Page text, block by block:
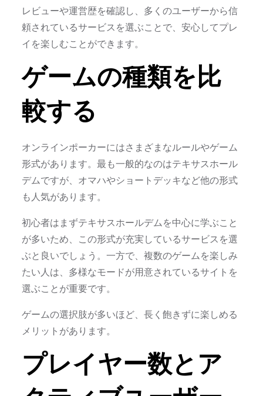
レビューや運営歴を確認し、多くのユーザーから信
頼されているサービスを選ぶことで、安心してプレ
イを楽しむことができます。
ゲームの種類を比
較する
オンラインポーカーにはさまざまなルールやゲーム
形式があります。最も一般的なのはテキサスホール
デムですが、オマハやショートデッキなど他の形式
も人気があります。
初心者はまずテキサスホールデムを中心に学ぶこと
が多いため、この形式が充実しているサービスを選
ぶと良いでしょう。一方で、複数のゲームを楽しみ
たい人は、多様なモードが用意されているサイトを
選ぶことが重要です。
ゲームの選択肢が多いほど、長く飽きずに楽しめる
メリットがあります。
プレイヤー数とア